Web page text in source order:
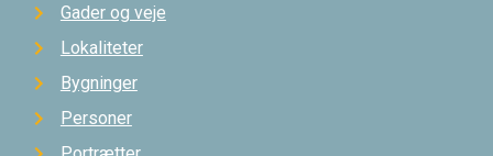
Gader og veje
Lokaliteter
Bygninger
Personer